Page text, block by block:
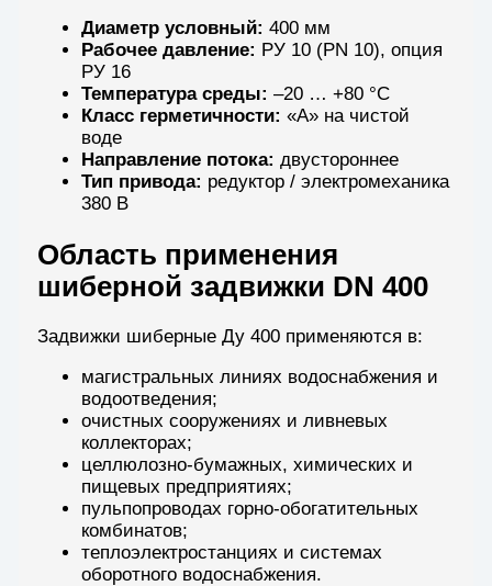
Диаметр условный: 400 мм
Рабочее давление: РУ 10 (PN 10), опция
РУ 16
Температура среды: –20 … +80 °C
Класс герметичности: «А» на чистой
воде
Направление потока: двустороннее
Тип привода: редуктор / электромеханика
380 В
Область применения
шиберной задвижки DN 400
Задвижки шиберные Ду 400 применяются в:
магистральных линиях водоснабжения и
водоотведения;
очистных сооружениях и ливневых
коллекторах;
целлюлозно-бумажных, химических и
пищевых предприятиях;
пульпопроводах горно-обогатительных
комбинатов;
теплоэлектростанциях и системах
оборотного водоснабжения.